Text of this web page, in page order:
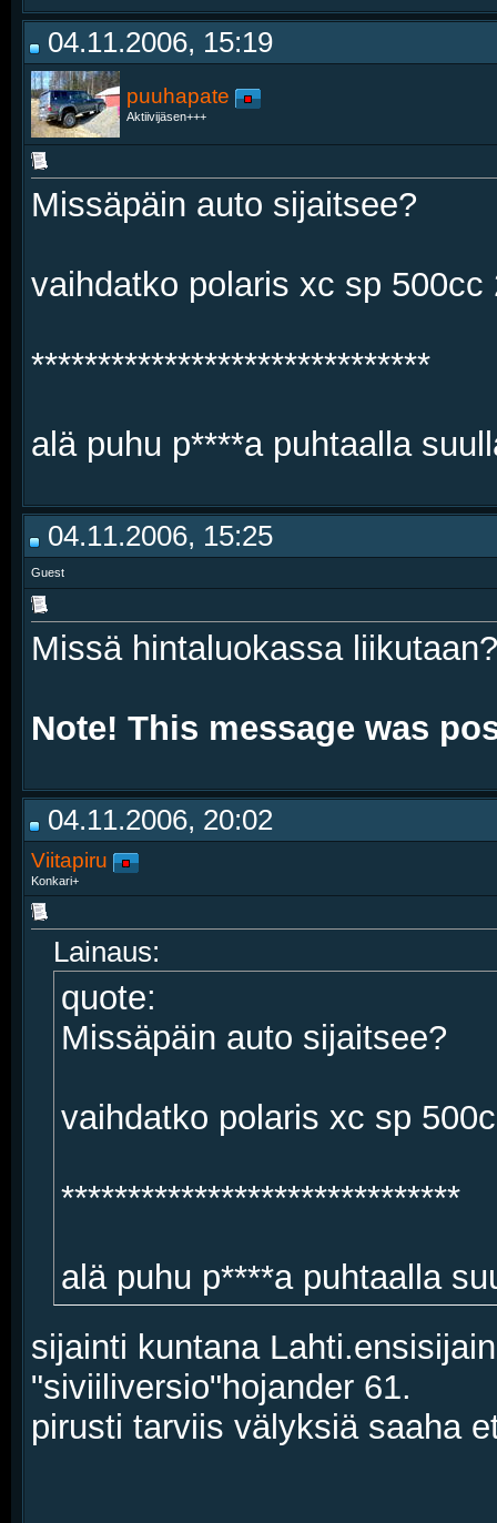
04.11.2006, 15:19
puuhapate
Aktiivijäsen+++
Missäpäin auto sijaitsee?
vaihdatko polaris xc sp
******************************
alä puhu p****a puhtaalla
04.11.2006, 15:25
Guest
Missä hintaluokassa
Note! This message was
04.11.2006, 20:02
Viitapiru
Konkari+
Lainaus:
quote:
Missäpäin auto sijaitsee?
vaihdatko polaris xc sp
******************************
alä puhu p****a puhtaalla
sijainti kuntana
"siviiliversio"hojander 61.
pirusti tarviis välyksiä saaha